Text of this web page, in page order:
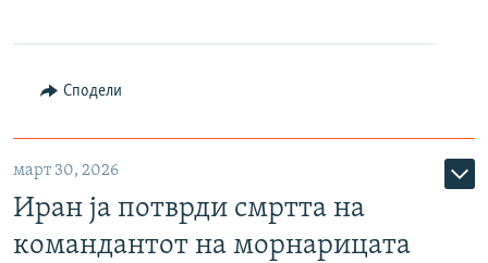
Сподели
март 30, 2026
Иран ја потврди смртта на
командантот на морнарицата